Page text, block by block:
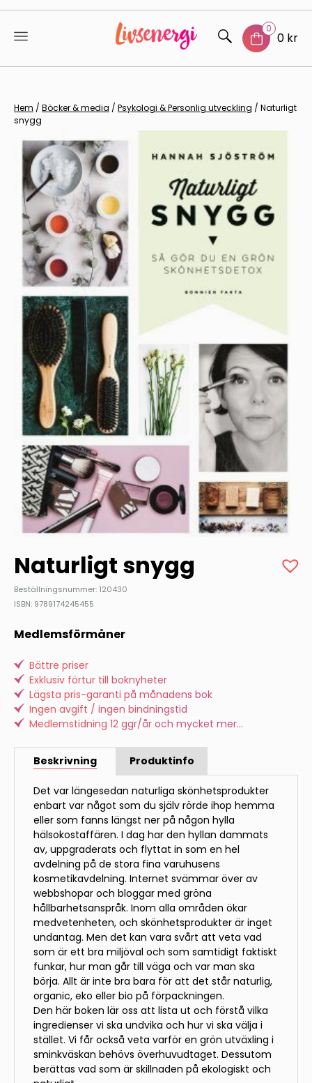
content
0
0 kr
Hem / Böcker & media / Psykologi & Personlig utveckling / Naturligt
snygg
Naturligt snygg
Beställningsnummer: 120430
ISBN: 9789174245455
Medlemsförmåner
Bättre priser
Exklusiv förtur till boknyheter
Lägsta pris-garanti på månadens bok
Ingen avgift / ingen bindningstid
Medlemstidning 12 ggr/år och mycket mer...
Beskrivning Produktinfo
Det var längesedan naturliga skönhetsprodukter
enbart var något som du själv rörde ihop hemma
eller som fanns längst ner på någon hylla
hälsokostaffären. I dag har den hyllan dammats
av, uppgraderats och flyttat in som en hel
avdelning på de stora fina varuhusens
kosmetikavdelning. Internet svämmar över av
webbshopar och bloggar med gröna
hållbarhetsanspråk. Inom alla områden ökar
medvetenheten, och skönhetsprodukter är inget
undantag. Men det kan vara svårt att veta vad
som är ett bra miljöval och som samtidigt faktiskt
funkar, hur man går till väga och var man ska
börja. Allt är inte bra bara för att det står naturlig,
organic, eko eller bio på förpackningen.
Den här boken lär oss att lista ut och förstå vilka
ingredienser vi ska undvika och hur vi ska välja i
stället. Vi får också veta varför en grön utväxling i
sminkväskan behövs överhuvudtaget. Dessutom
berättas vad som är skillnaden på ekologiskt och